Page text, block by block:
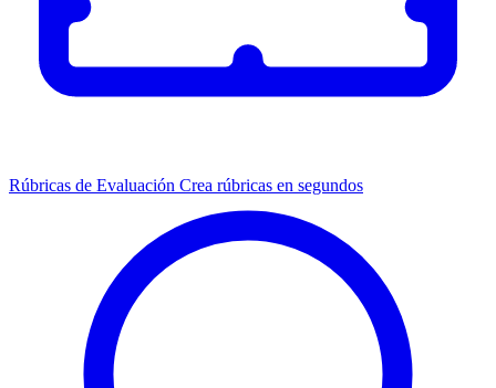
Rúbricas de Evaluación Crea rúbricas en segundos